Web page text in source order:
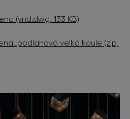
(vnd.dwg, 133 KB)
velká koule (zip,